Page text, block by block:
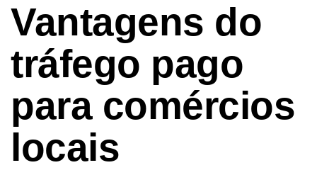
Vantagens do
tráfego pago
para comércios
locais